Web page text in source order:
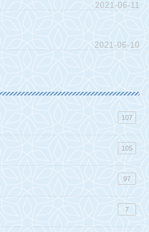
2021-06-11
2021-06-10
107
105
97
7